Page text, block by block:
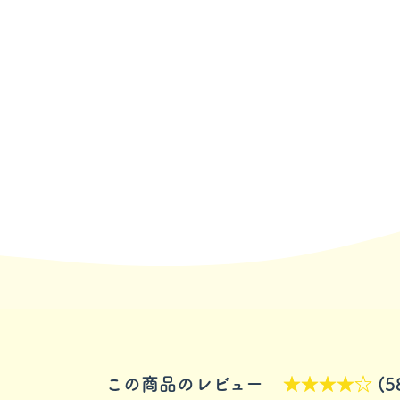
この商品のレビュー ★★★★☆